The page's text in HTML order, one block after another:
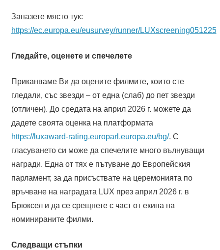
Запазете място тук:
https://ec.europa.eu/eusurvey/runner/LUXscreening051225
Гледайте, оценете и спечелете
Приканваме Ви да оцените филмите, които сте
гледали, със звезди – от една (слаб) до пет звезди
(отличен). До средата на април 2026 г. можете да
дадете своята оценка на платформата
https://luxaward-rating.europarl.europa.eu/bg/. С
гласуването си може да спечелите много вълнуващи
награди. Една от тях е пътуване до Европейския
парламент, за да присъствате на церемонията по
връчване на наградата LUX през април 2026 г. в
Брюксел и да се срещнете с част от екипа на
номинираните филми.
Следващи стъпки